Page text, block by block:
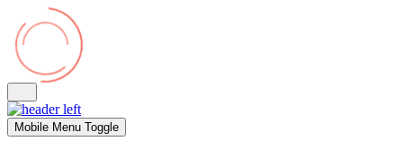
Mobile Menu Toggle